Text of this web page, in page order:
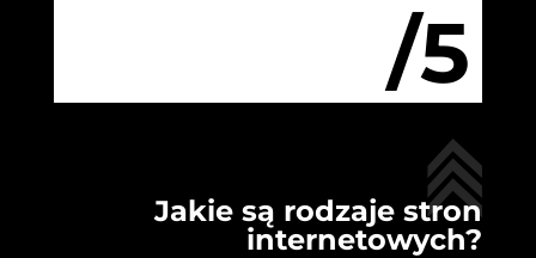
/5
Jakie są rodzaje stron
internetowych?